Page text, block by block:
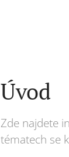
Úvod
Zde najdete
tématech se